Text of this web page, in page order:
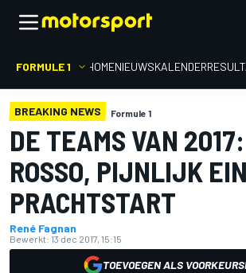
FORMULE 1 HOMENIEUWSKALENDER
BREAKING NEWS Formule 1
DE TEAMS VAN
ROSSO, PIJNLIJK
PRACHTSTART
René Fagnan
Bewerkt: 13 dec 2017, 15:15
TOEVOEGEN ALS